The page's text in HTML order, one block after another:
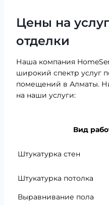
Цены на
отделки
Наша компания
широкий спектр услуг
помещений в Алматы.
на наши услуги:
Вид
Штукатурка стен
Штукатурка потолка
Выравнивание пола